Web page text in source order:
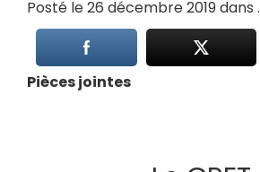
Posté le 26 décembre 2019 dans .
Pièces jointes